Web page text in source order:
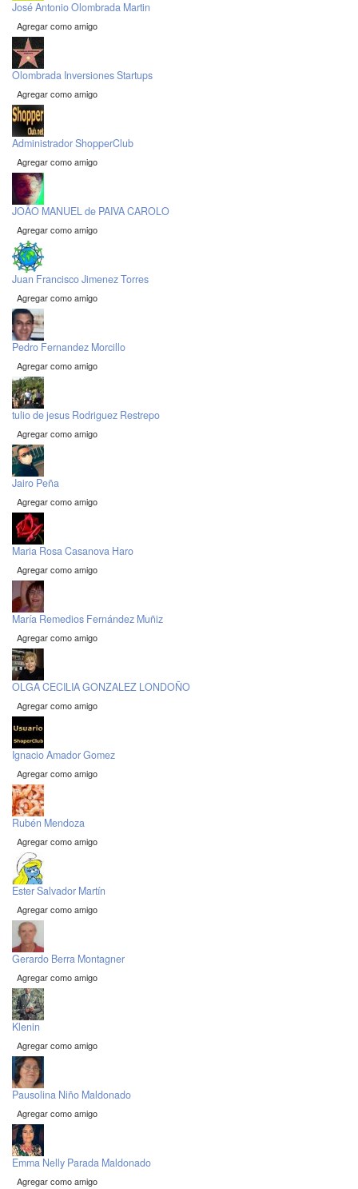
José Antonio Olombrada Martin
Agregar como amigo
Olombrada Inversiones Startups
Agregar como amigo
Administrador ShopperClub
Agregar como amigo
JOÃO MANUEL de PAIVA CAROLO
Agregar como amigo
Juan Francisco Jimenez Torres
Agregar como amigo
Pedro Fernandez Morcillo
Agregar como amigo
tulio de jesus Rodriguez Restrepo
Agregar como amigo
Jairo Peña
Agregar como amigo
Maria Rosa Casanova Haro
Agregar como amigo
María Remedios Fernández Muñiz
Agregar como amigo
OLGA CECILIA GONZALEZ LONDOÑO
Agregar como amigo
Ignacio Amador Gomez
Agregar como amigo
Rubén Mendoza
Agregar como amigo
Ester Salvador Martín
Agregar como amigo
Gerardo Berra Montagner
Agregar como amigo
Klenin
Agregar como amigo
Pausolina Niño Maldonado
Agregar como amigo
Emma Nelly Parada Maldonado
Agregar como amigo